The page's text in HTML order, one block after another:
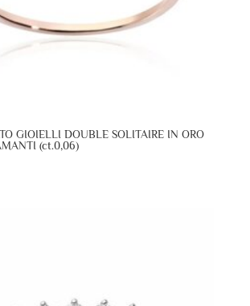
GIOIELLI DOUBLE SOLITAIRE IN ORO
(ct.0,06)